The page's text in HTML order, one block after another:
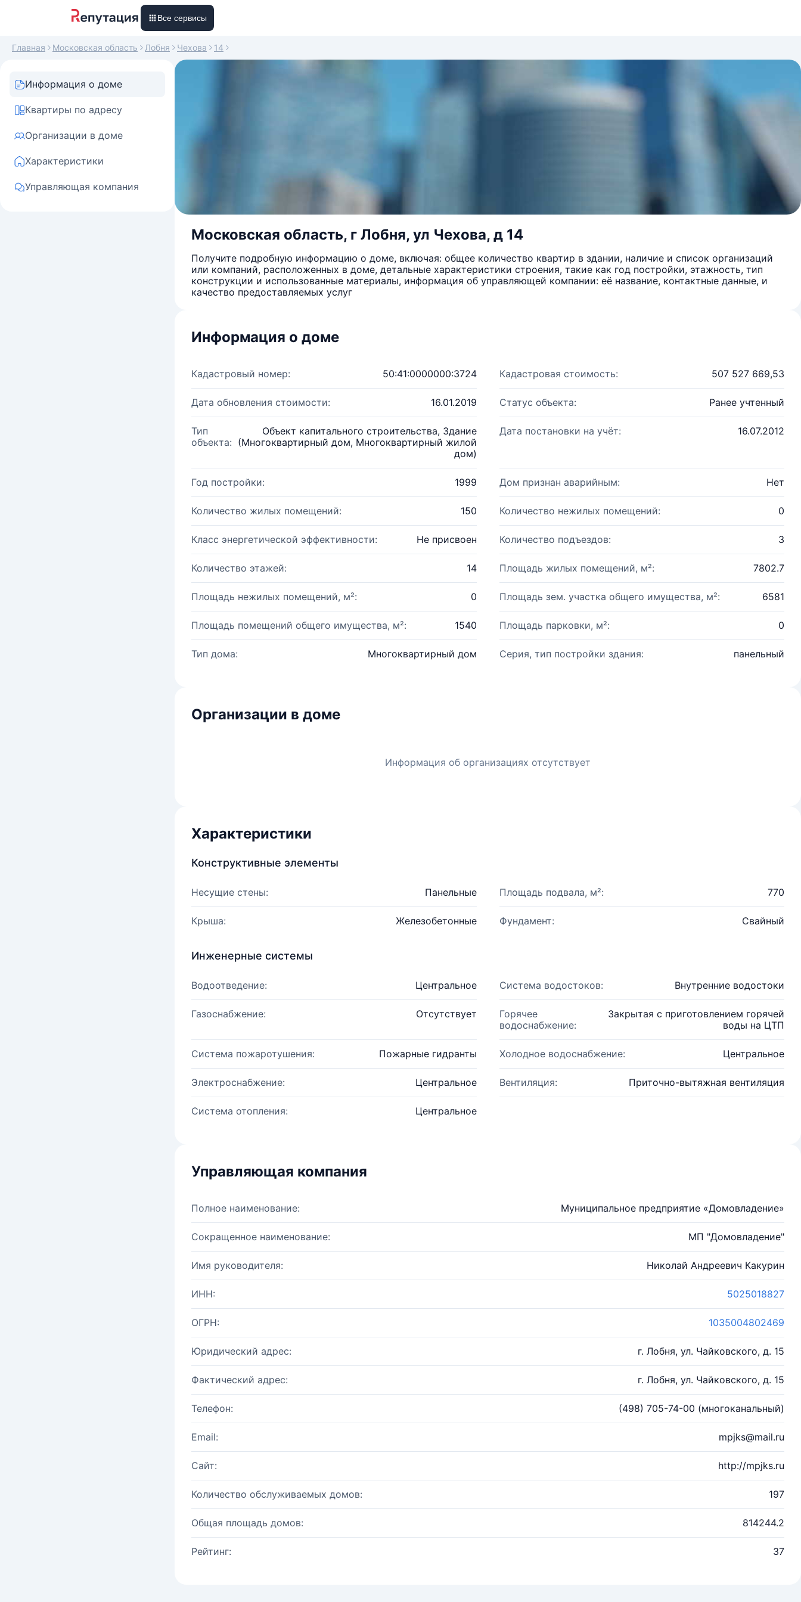
Все сервисы
Главная Московская область Лобня Чехова 14
Информация о доме
Квартиры по адресу
Организации в доме
Характеристики
Управляющая компания
Московская область, г Лобня, ул Чехова, д 14
Получите подробную информацию о доме, включая: общее количество квартир в здании, наличие и список организаций
или компаний, расположенных в доме, детальные характеристики строения, такие как год постройки, этажность, тип
конструкции и использованные материалы, информация об управляющей компании: её название, контактные данные, и
качество предоставляемых услуг
Информация о доме
Кадастровый номер: 50:41:0000000:3724 Кадастровая стоимость: 507 527 669,53
Дата обновления стоимости: 16.01.2019 Статус объекта: Ранее учтенный
Тип
объекта:
Объект капитального строительства, Здание
(Многоквартирный дом, Многоквартирный жилой
дом)
Дата постановки на учёт: 16.07.2012
Год постройки: 1999 Дом признан аварийным: Нет
Количество жилых помещений: 150 Количество нежилых помещений: 0
Класс энергетической эффективности: Не присвоен Количество подъездов: 3
Количество этажей: 14 Площадь жилых помещений, м²: 7802.7
Площадь нежилых помещений, м²: 0 Площадь зем. участка общего имущества, м²: 6581
Площадь помещений общего имущества, м²: 1540 Площадь парковки, м²: 0
Тип дома: Многоквартирный дом Серия, тип постройки здания: панельный
Организации в доме
Информация об организациях отсутствует
Характеристики
Конструктивные элементы
Несущие стены: Панельные Площадь подвала, м²: 770
Крыша: Железобетонные Фундамент: Свайный
Инженерные системы
Водоотведение: Центральное Система водостоков: Внутренние водостоки
Газоснабжение: Отсутствует
Горячее
водоснабжение:
Закрытая с приготовлением горячей
воды на ЦТП
Система пожаротушения: Пожарные гидранты Холодное водоснабжение: Центральное
Электроснабжение: Центральное Вентиляция: Приточно-вытяжная вентиляция
Система отопления: Центральное
Управляющая компания
Полное наименование: Муниципальное предприятие «Домовладение»
Сокращенное наименование: МП "Домовладение"
Имя руководителя: Николай Андреевич Какурин
ИНН: 5025018827
ОГРН: 1035004802469
Юридический адрес: г. Лобня, ул. Чайковского, д. 15
Фактический адрес: г. Лобня, ул. Чайковского, д. 15
Телефон: (498) 705-74-00 (многоканальный)
Email: mpjks@mail.ru
Сайт: http://mpjks.ru
Количество обслуживаемых домов: 197
Общая площадь домов: 814244.2
Рейтинг: 37